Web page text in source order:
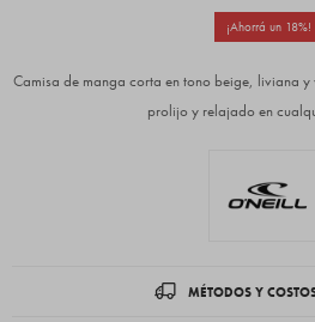
18
Camisa de manga corta en tono beige, liviana
prolijo y relajado en
MÉTODOS Y